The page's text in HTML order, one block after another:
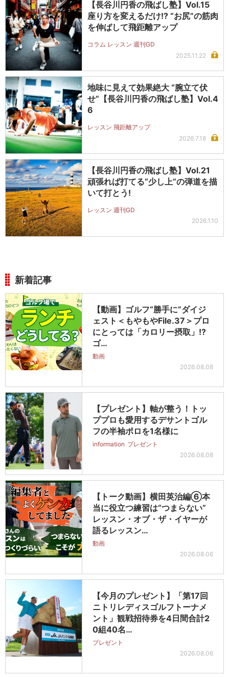
【長谷川円香の飛ばし塾】Vol.15
座り方を変えるだけ!? “お尻”の筋肉
を伸ばして飛距離アップ
コラム レッスン 週刊GD
2025.11.22
地味に見えて効果絶大 “腕立て伏
せ”【長谷川円香の飛ばし塾】Vol.4
6
レッスン 飛距離アップ
2026.7.18
【長谷川円香の飛ばし塾】Vol.21
頑張れば打てる“少し上”の弾道を描
いて打とう!
レッスン 週刊GD
2026.1.10
新着記事
【動画】ゴルフ“勝手に”ダイジ
ェスト＜もやもやFile.37＞プロ
にとっては「カロリー摂取」!?
ゴ…
動画
2026.08.08
【プレゼント】軸が整う！トッ
ププロも愛用するデサントゴル
フの半袖ポロを1名様に
information プレゼント
2026.08.08
【トーク動画】横田英治編⑥本
当に役立つ練習は“つまらない”
レッスン・オブ・ザ・イヤーが
語るレッスン…
動画
2026.08.06
【今月のプレゼント】「第17回
ニトリレディスゴルフトーナメ
ント」観戦招待券を4日間合計2
0組40名…
プレゼント
2026.08.06